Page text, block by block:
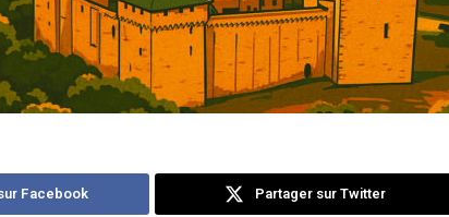
Facebook Partager sur Twitter